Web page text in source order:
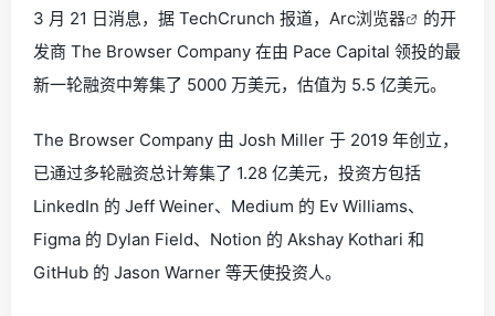
3 月 21 日消息，据 TechCrunch 报道， Arc浏览器
的开
发商 The Browser Company 在由 Pace Capital 领投的最
新一轮融资中筹集了 5000 万美元，估值为 5.5 亿美元。
The Browser Company 由 Josh Miller 于 2019 年创立，
已通过多轮融资总计筹集了 1.28 亿美元，投资方包括
LinkedIn 的 Jeff Weiner、Medium 的 Ev Williams、
Figma 的 Dylan Field、Notion 的 Akshay Kothari 和
GitHub 的 Jason Warner 等天使投资人。